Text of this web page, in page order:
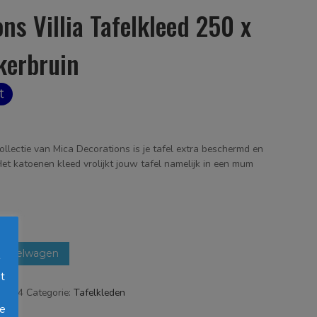
Villia Tafelkleed 250 x
van Mica Decorations is je tafel extra beschermd en
katoenen kleed vrolijkt jouw tafel namelijk in een mum
Categorie: Tafelkleden